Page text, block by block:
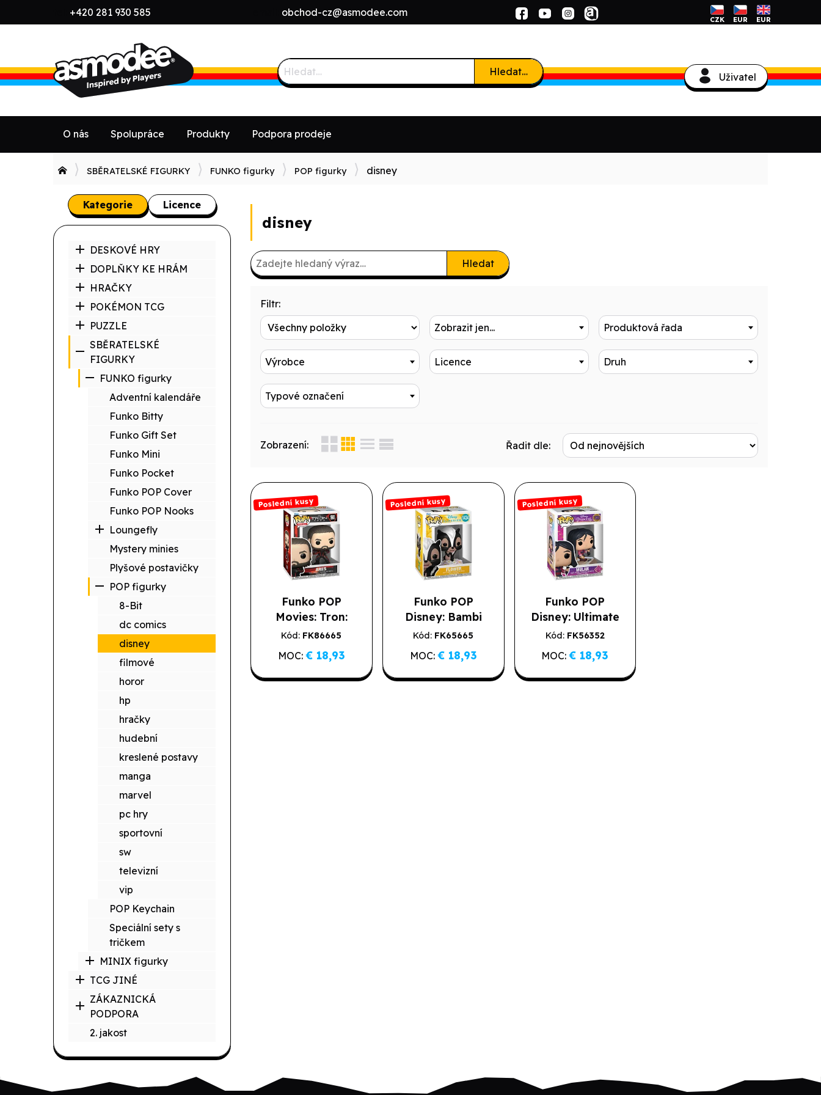
+420 281 930 585 obchod-cz@asmodee.com
CZK EUR EUR
Hledat…
O nás Spolupráce Produkty Podpora prodeje
Uživatel
SBĚRATELSKÉ FIGURKY FUNKO figurky POP figurky disney
Kategorie Licence
DESKOVÉ HRY
DOPLŇKY KE HRÁM
HRAČKY
POKÉMON TCG
PUZZLE
SBĚRATELSKÉ
FIGURKY
FUNKO figurky
Adventní kalendáře
Funko Bitty
Funko Gift Set
Funko Mini
Funko Pocket
Funko POP Cover
Funko POP Nooks
Loungefly
Mystery minies
Plyšové postavičky
POP figurky
8-Bit
dc comics
disney
filmové
horor
hp
hračky
hudební
kreslené postavy
manga
marvel
pc hry
sportovní
sw
televizní
vip
POP Keychain
Speciální sety s
tričkem
MINIX figurky
TCG JINÉ
ZÁKAZNICKÁ
PODPORA
2. jakost
disney
Hledat
Filtr:
Zobrazit jen...
Produktová řada
Výrobce Licence Druh
Typové označení
Zobrazení: Řadit dle:
Funko POP
Movies: Tron:
Ares – Ares
Poslední kusy
Kód: FK86665
Poslední kusy
MOC: € 18,93
Funko POP
Disney: Bambi
80th- Flower
Poslední kusy
Kód: FK65665
Poslední kusy
MOC: € 18,93
Funko POP
Disney: Ultimate
Princess S3 -
Poslední kusy
Kód: FK56352
Poslední kusy
MOC:€ 18,93